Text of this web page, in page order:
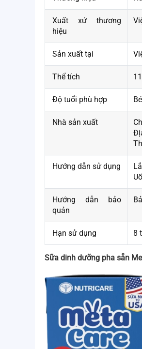
Xuất xứ thương
hiệu
Sản xuất tại
Thể tích
Độ tuổi phù hợp
Nhà sản xuất
Hướng dẫn sử dụng
Hướng dẫn bảo
quản
Hạn sử dụng 8
Sữa dinh dưỡng pha sẵn